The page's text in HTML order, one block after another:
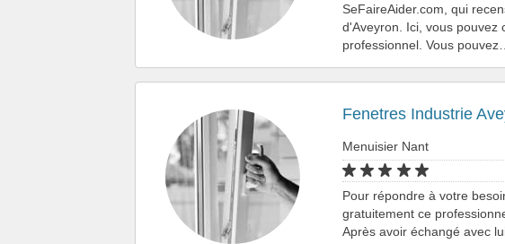
SeFaireAider.com, qui
d'Aveyron. Ici, vous pouvez
professionnel. Vous pouvez…
Fenetres Industrie
Menuisier Nant
Pour répondre à votre
gratuitement ce
Après avoir échangé avec